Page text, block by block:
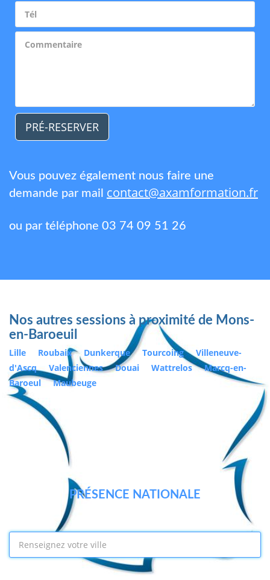
PRÉ-RESERVER
Vous pouvez également nous faire une
demande par mail contact@axamformation.fr
ou par téléphone 03 74 09 51 26
Nos autres sessions à proximité de Mons-
en-Baroeuil
Lille Roubaix Dunkerque Tourcoing
Villeneuve-
d'Ascq
Valenciennes Douai Wattrelos
Marcq-en-
Baroeul
Maubeuge
PRÉSENCE NATIONALE